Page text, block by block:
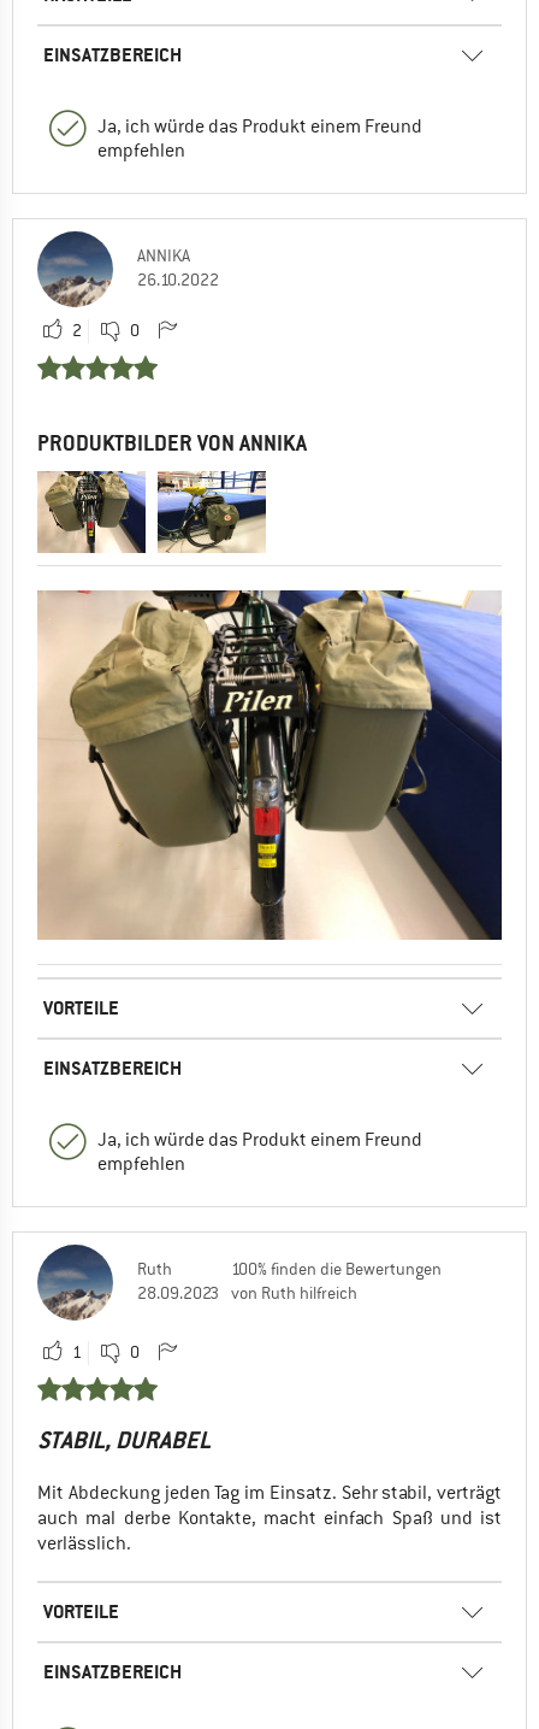
EINSATZBEREICH
Ja, ich würde das Produkt einem Freund
empfehlen
ANNIKA
26.10.2022
2 0
PRODUKTBILDER VON ANNIKA
VORTEILE
EINSATZBEREICH
Ja, ich würde das Produkt einem Freund
empfehlen
Ruth
28.09.2023
100% finden die Bewertungen
von Ruth hilfreich
1 0
STABIL, DURABEL
Mit Abdeckung jeden Tag im Einsatz. Sehr stabil, verträgt
auch mal derbe Kontakte, macht einfach Spaß und ist
verlässlich.
VORTEILE
EINSATZBEREICH